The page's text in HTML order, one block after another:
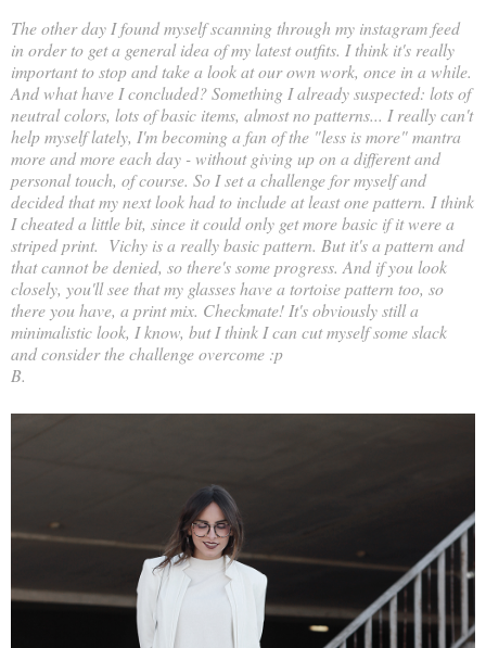
The other day I found myself scanning through my instagram feed
in order to get a general idea of my latest outfits. I think it's really
important to stop and take a look at our own work, once in a while.
And what have I concluded? Something I already suspected: lots of
neutral colors, lots of basic items, almost no patterns... I really can't
help myself lately, I'm becoming a fan of the "less is more" mantra
more and more each day - without giving up on a different and
personal touch, of course. So I set a challenge for myself and
decided that my next look had to include at least one pattern. I think
I cheated a little bit, since it could only get more basic if it were a
striped print. Vichy is a really basic pattern. But it's a pattern and
that cannot be denied, so there's some progress. And if you look
closely, you'll see that my glasses have a tortoise pattern too, so
there you have, a print mix. Checkmate! It's obviously still a
minimalistic look, I know, but I think I can cut myself some slack
and consider the challenge overcome :p
B.